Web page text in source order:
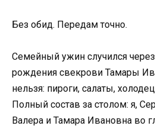
Без обид. Передам точно.
Семейный ужин случился
рождения свекрови Тамары
нельзя: пироги, салаты,
Полный состав за столом: я,
Валера и Тамара Ивановна во